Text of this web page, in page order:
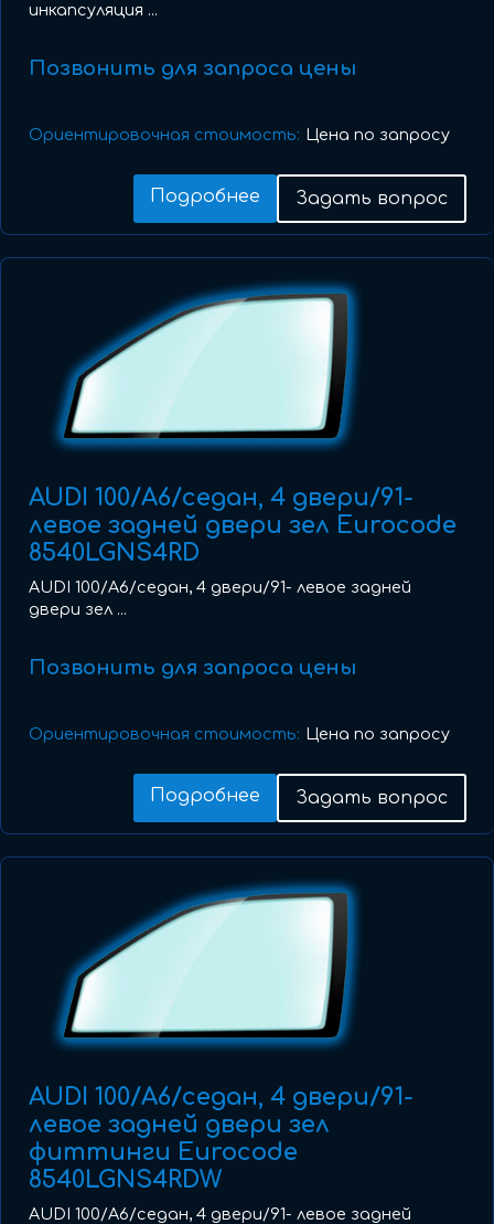
инкапсуляция ...
Позвонить для запроса цены
Ориентировочная стоимость: Цена по запросу
Подробнее Задать вопрос
AUDI 100/A6/седан, 4 двери/91-
левое задней двери зел Eurocode
8540LGNS4RD
AUDI 100/A6/седан, 4 двери/91- левое задней
двери зел ...
Позвонить для запроса цены
Ориентировочная стоимость: Цена по запросу
Подробнее Задать вопрос
AUDI 100/A6/седан, 4 двери/91-
левое задней двери зел
фиттинги Eurocode
8540LGNS4RDW
AUDI 100/A6/седан, 4 двери/91- левое задней